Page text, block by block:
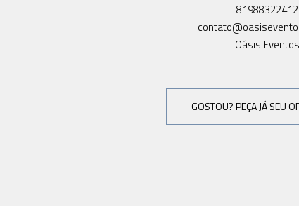
81988322412
Oásis Eventos
GOSTOU? PEÇA JÁ SEU